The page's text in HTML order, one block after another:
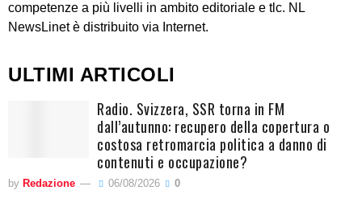
competenze a più livelli in ambito editoriale e tlc. NL
NewsLinet è distribuito via Internet.
ULTIMI ARTICOLI
Radio. Svizzera, SSR torna in FM
dall’autunno: recupero della copertura o
costosa retromarcia politica a danno di
contenuti e occupazione?
by Redazione 06/08/2026 0